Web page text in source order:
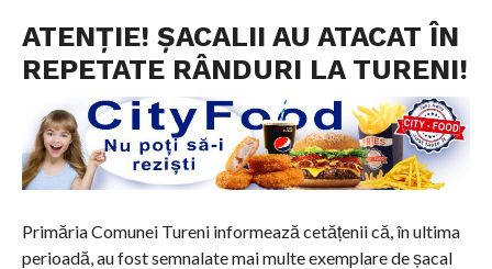
ATENȚIE! ȘACALII AU ATACAT ÎN
REPETATE RÂNDURI LA TURENI!
Primăria Comunei Tureni informează cetățenii că, în ultima
perioadă, au fost semnalate mai multe exemplare de șacal